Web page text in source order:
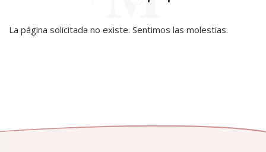
La página solicitada no existe. Sentimos las molestias.